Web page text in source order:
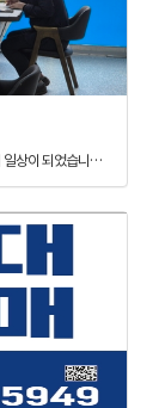
어제도 계약! 오늘도 계약! 계약이 일상이 되었습니다.^^ 그러나 어느하나 쉬운계약, 간단한계약, 작은계약은 없다는거~